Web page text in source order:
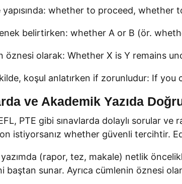
whether to proceed, whether
belirtirken: whether A or B (ör.
öznesi olarak: Whether X is Y remains
koşul anlatırken if zorunludur: If you
ve Akademik Yazıda
PTE gibi sınavlarda dolaylı sorular
istiyorsanız whether güvenli tercihtir.
(rapor, tez, makale) netlik
baştan sunar. Ayrıca cümlenin öznesi